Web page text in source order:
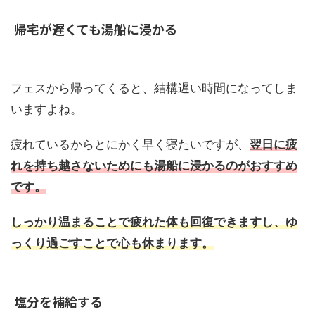
帰宅が遅くても湯船に浸かる
フェスから帰ってくると、結構遅い時間になってしま
いますよね。
疲れているからとにかく早く寝たいですが、 翌日に疲
れを持ち越さないためにも湯船に浸かるのがおすすめ
です。
しっかり温まることで疲れた体も回復できますし、ゆ
っくり過ごすことで心も休まります。
塩分を補給する